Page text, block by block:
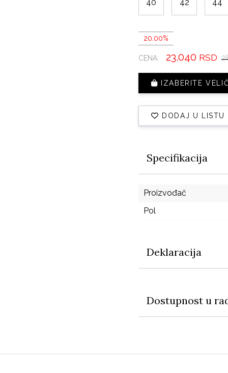
40 42 44
20.00%
CENA: 23.040 RSD
IZABERITE
DODAJ U LISTU
Specifikacija
Proizvođač
Pol
Deklaracija
Dostupnost u